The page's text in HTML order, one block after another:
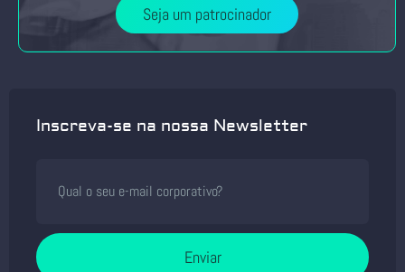
Seja um patrocinador
Inscreva-se na nossa Newsletter
Enviar